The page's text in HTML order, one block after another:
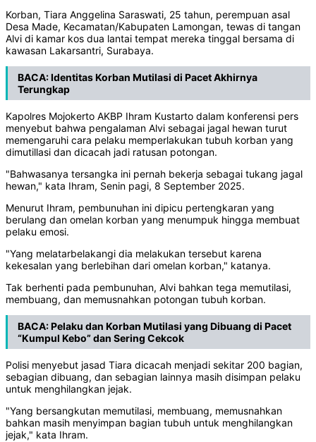
Korban, Tiara Anggelina Saraswati, 25 tahun, perempuan asal
Desa Made, Kecamatan/Kabupaten Lamongan, tewas di tangan
Alvi di kamar kos dua lantai tempat mereka tinggal bersama di
kawasan Lakarsantri, Surabaya.
BACA:Identitas Korban Mutilasi di Pacet Akhirnya
Terungkap
Kapolres Mojokerto AKBP Ihram Kustarto dalam konferensi pers
menyebut bahwa pengalaman Alvi sebagai jagal hewan turut
memengaruhi cara pelaku memperlakukan tubuh korban yang
dimutillasi dan dicacah jadi ratusan potongan.
"Bahwasanya tersangka ini pernah bekerja sebagai tukang jagal
hewan," kata Ihram, Senin pagi, 8 September 2025.
Menurut Ihram, pembunuhan ini dipicu pertengkaran yang
berulang dan omelan korban yang menumpuk hingga membuat
pelaku emosi.
"Yang melatarbelakangi dia melakukan tersebut karena
kekesalan yang berlebihan dari omelan korban," katanya.
Tak berhenti pada pembunuhan, Alvi bahkan tega memutilasi,
membuang, dan memusnahkan potongan tubuh korban.
BACA:Pelaku dan Korban Mutilasi yang Dibuang di Pacet
“Kumpul Kebo” dan Sering Cekcok
Polisi menyebut jasad Tiara dicacah menjadi sekitar 200 bagian,
sebagian dibuang, dan sebagian lainnya masih disimpan pelaku
untuk menghilangkan jejak.
"Yang bersangkutan memutilasi, membuang, memusnahkan
bahkan masih menyimpan bagian tubuh untuk menghilangkan
jejak," kata Ihram.